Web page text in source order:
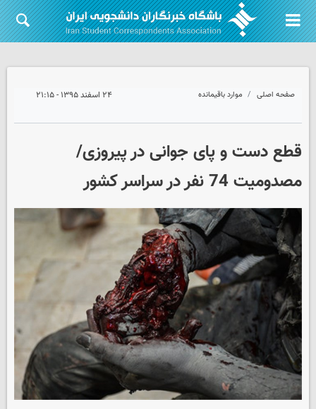
صفحه اصلی موارد باقیمانده ۲۴ اسفند ۱۳۹۵ - ۲۱:۱۵
قطع دست و پای جوانی در پیروزی/
مصدومیت 74 نفر در سراسر کشور